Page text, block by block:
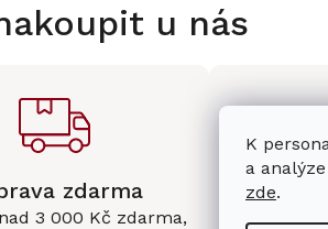
K
a
zde.
u nás
zdarma
3 000 Kč zdarma,